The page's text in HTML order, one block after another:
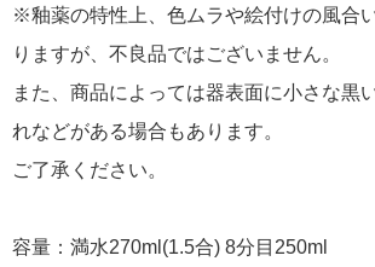
※釉薬の特性上、色ムラや絵付けの風合
りますが、不良品ではございません。
また、商品によっては器表面に小さな黒
れなどがある場合もあります。
ご了承ください。
容量：満水270ml(1.5合) 8分目250ml